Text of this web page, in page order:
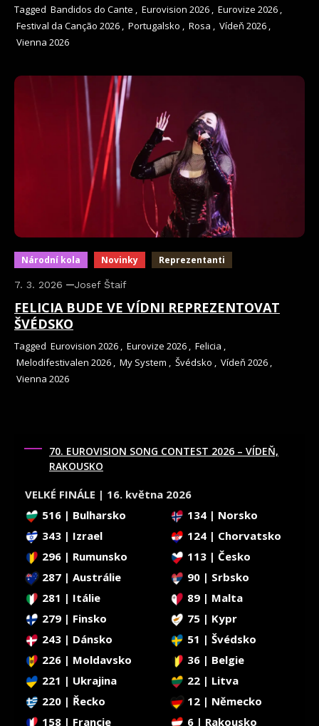
Tagged Bandidos do Cante , Eurovision 2026 , Eurovize 2026 ,
Festival da Canção 2026 , Portugalsko , Rosa , Vídeň 2026 ,
Vienna 2026
Národní kola Novinky Reprezentanti
7. 3. 2026 Josef Štaif
FELICIA BUDE VE VÍDNI REPREZENTOVAT
ŠVÉDSKO
Tagged Eurovision 2026 , Eurovize 2026 , Felicia ,
Melodifestivalen 2026 , My System , Švédsko , Vídeň 2026 ,
Vienna 2026
70. EUROVISION SONG CONTEST 2026 – VÍDEŇ,
RAKOUSKO
VELKÉ FINÁLE | 16. května 2026
516 | Bulharsko
134 | Norsko
343 | Izrael
124 | Chorvatsko
296 | Rumunsko
113 | Česko
287 | Austrálie
90 | Srbsko
281 | Itálie
89 | Malta
279 | Finsko
75 | Kypr
243 | Dánsko
51 | Švédsko
226 | Moldavsko
36 | Belgie
221 | Ukrajina
22 | Litva
220 | Řecko
12 | Německo
158 | Francie
6 | Rakousko